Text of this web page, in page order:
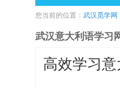
您当前的位置： 武汉觅学网
武汉意大利语学习
高效学习